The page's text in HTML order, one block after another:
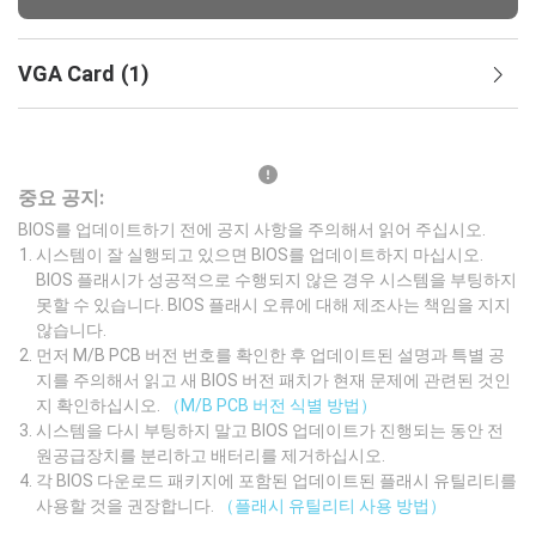
VGA Card (1)
중요 공지:
BIOS를 업데이트하기 전에 공지 사항을 주의해서 읽어 주십시오.
시스템이 잘 실행되고 있으면 BIOS를 업데이트하지 마십시오.
BIOS 플래시가 성공적으로 수행되지 않은 경우 시스템을 부팅하지
못할 수 있습니다. BIOS 플래시 오류에 대해 제조사는 책임을 지지
않습니다.
먼저 M/B PCB 버전 번호를 확인한 후 업데이트된 설명과 특별 공
지를 주의해서 읽고 새 BIOS 버전 패치가 현재 문제에 관련된 것인
지 확인하십시오.
（M/B PCB 버전 식별 방법）
시스템을 다시 부팅하지 말고 BIOS 업데이트가 진행되는 동안 전
원공급장치를 분리하고 배터리를 제거하십시오.
각 BIOS 다운로드 패키지에 포함된 업데이트된 플래시 유틸리티를
사용할 것을 권장합니다.
（플래시 유틸리티 사용 방법）